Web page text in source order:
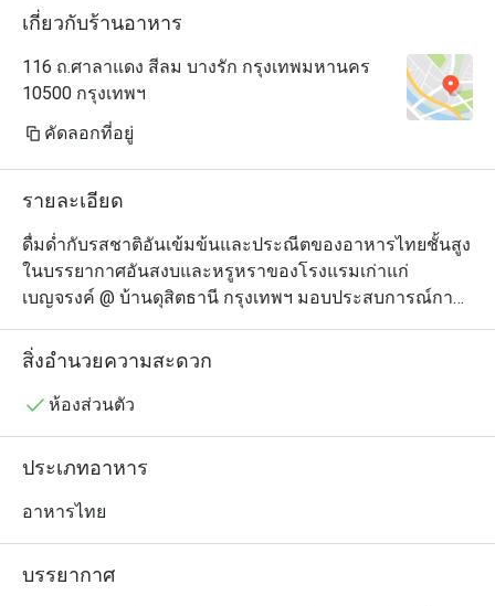
อร่อยมา ณ ที่นี้ด้ว
ร้านนี้ตั้งอยู่ในบ้า
เคราะห์ เป็นบ้าน
ไม่ลงเนื่องจากขั
function ถ้าไม่ติ
ทั้งคุณโอบอ้อม แ
เราดีมากกกก ต่อ
ปล. ช่วง 20.30
เกี่ยวกับร้านอาหาร
116 ถ.ศาลาแดง สีลม บางรัก กรุงเทพมหานคร
10500 กรุงเทพฯ
คัดลอกที่อยู่
รายละเอียด
ดื่มด่ำกับรสชาติอันเข้มข้นและประณีตของอาหารไทยชั้นสูง
ในบรรยากาศอันสงบและหรูหราของโรงแรมเก่าแก่
เบญจรงค์ @ บ้านดุสิตธานี กรุงเทพฯ มอบประสบการณ์การ
รับประทานอาหารระดับพรีเมียมที่เน้นตั้งแต่การใช้วัตถุดิบ
สดใหม่ รสชาติที่กลมกล่อม การจัดเสิร์ฟที่สวยงามสะดุดตา
เมนูโดดเด่นที่ไม่ควรพลาด ได้แก่ แกงแขกขาเป็ดและผลไม้
ไทยรสเลิศในบรรยากาศหรูหราที่ให้ความรู้สึกอบอุ่นเหมือน
ต์ และถนนศาลาแดง เหมาะสำหรับการสังสรรค์ใน
สิ่งอำนวยความสะดวก
ห้องส่วนตัว
ประเภทอาหาร
อาหารไทย
บรรยากาศ